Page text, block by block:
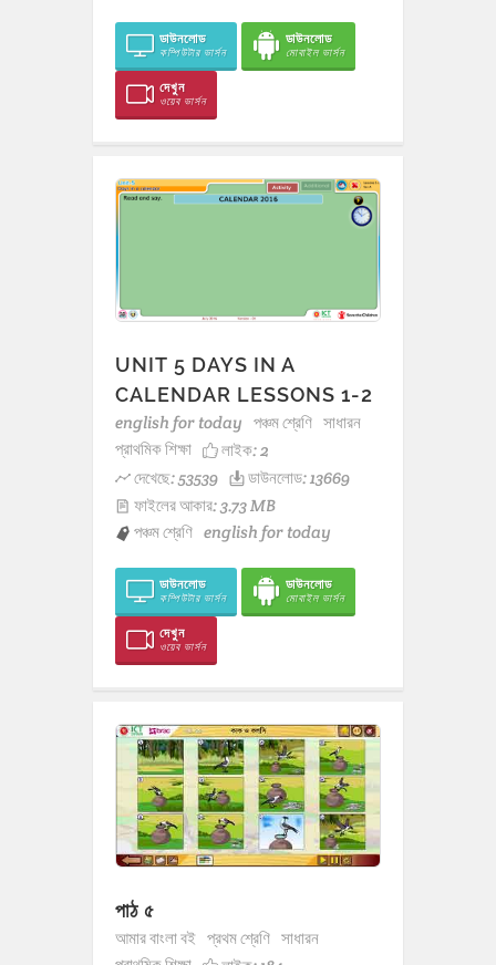
ডাউনলোড
কম্পিউটার ভার্সন
ডাউনলোড
মোবাইল ভার্সন
দেখুন
ওয়েব ভার্সন
UNIT 5 DAYS IN A
CALENDAR LESSONS 1-2
english for today পঞ্চম শ্রেণি সাধারন
প্রাথমিক শিক্ষা
লাইক:2
দেখেছে: 53539
ডাউনলোড: 13669
ফাইলের আকার: 3.73 MB
পঞ্চম শ্রেণি english for today
ডাউনলোড
কম্পিউটার ভার্সন
ডাউনলোড
মোবাইল ভার্সন
দেখুন
ওয়েব ভার্সন
পাঠ ৫
আমার বাংলা বই প্রথম শ্রেণি সাধারন